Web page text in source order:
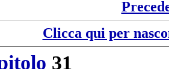
Clicca qui per
31